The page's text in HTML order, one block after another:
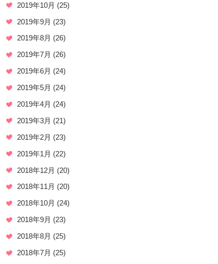
2019年10月 (25)
2019年9月 (23)
2019年8月 (26)
2019年7月 (26)
2019年6月 (24)
2019年5月 (24)
2019年4月 (24)
2019年3月 (21)
2019年2月 (23)
2019年1月 (22)
2018年12月 (20)
2018年11月 (20)
2018年10月 (24)
2018年9月 (23)
2018年8月 (25)
2018年7月 (25)